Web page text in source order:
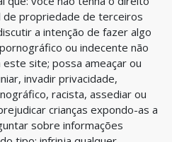
de propriedade de terceiros
a intenção de fazer algo
ou indecente não
site; possa ameaçar ou
invadir privacidade,
racista, assediar ou
crianças expondo-as a
sobre informações